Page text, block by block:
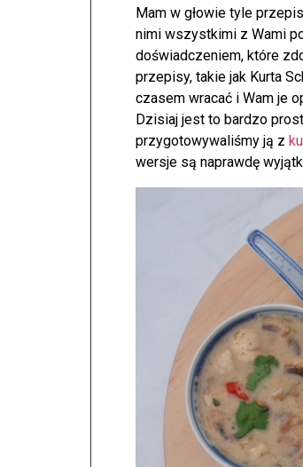
Mam w głowie tyle
nimi wszystkimi z Wami
doświadczeniem, które
przepisy, takie jak Kurta
czasem wracać i Wam je
Dzisiaj jest to bardzo
przygotowywaliśmy ją z
wersje są naprawdę